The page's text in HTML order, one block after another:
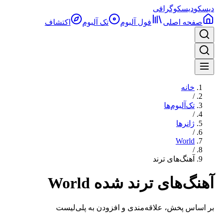
دیسکودیسکوگرافی
صفحه اصلی
فول آلبوم‌ تک آلبوم اکتشاف
خانه
/
تک‌آلبوم‌ها
/
ژانرها
/
World
/
آهنگ‌های ترند
آهنگ‌های ترند شده World
بر اساس پخش، علاقه‌مندی و افزودن به پلی‌لیست